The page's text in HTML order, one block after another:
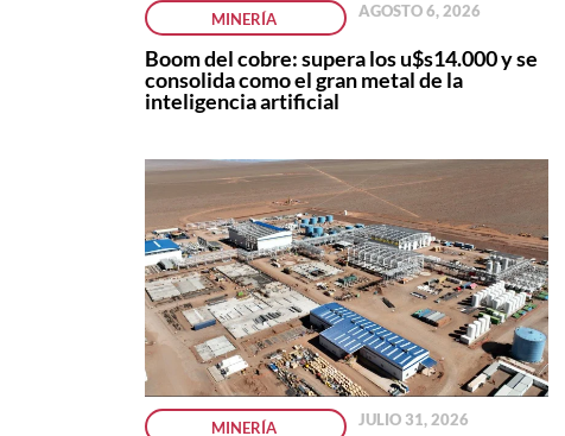
MINERÍA AGOSTO 6, 2026
Boom del cobre: supera los u$s14.000 y se
consolida como el gran metal de la
inteligencia artificial
MINERÍA JULIO 31, 2026